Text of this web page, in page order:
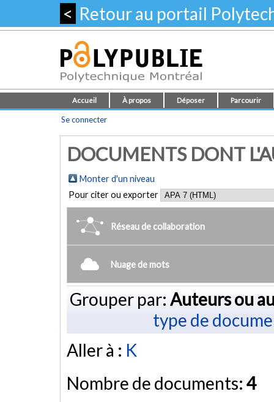
< Retour au portail
Accueil À propos Déposer Parcourir
Se connecter
DOCUMENTS DONT
Monter d'un niveau
Pour citer ou exporter
Réseau de collaboration
Nuage de mots
Grouper par: Auteurs ou
type de
Aller à : K
Nombre de documents: 4